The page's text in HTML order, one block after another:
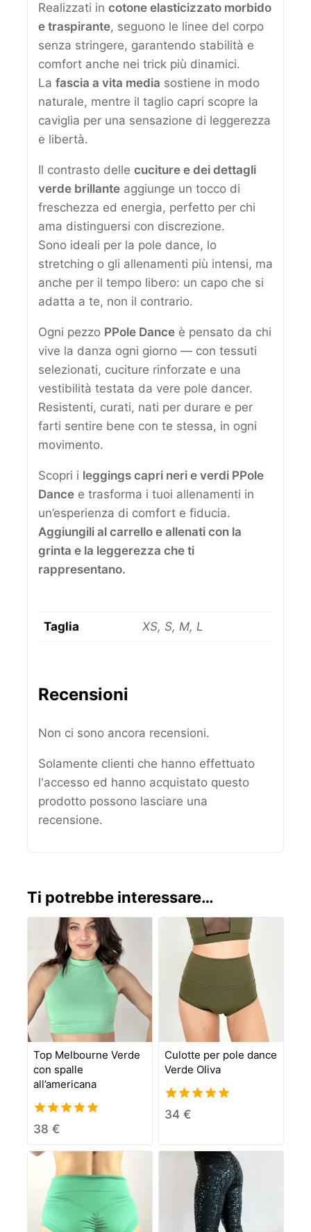
Realizzati in cotone elasticizzato morbido
e traspirante, seguono le linee del corpo
senza stringere, garantendo stabilità e
comfort anche nei trick più dinamici.
La fascia a vita media sostiene in modo
naturale, mentre il taglio capri scopre la
caviglia per una sensazione di leggerezza
e libertà.
Il contrasto delle cuciture e dei dettagli
verde brillante aggiunge un tocco di
freschezza ed energia, perfetto per chi
ama distinguersi con discrezione.
Sono ideali per la pole dance, lo
stretching o gli allenamenti più intensi, ma
anche per il tempo libero: un capo che si
adatta a te, non il contrario.
Ogni pezzo PPole Dance è pensato da chi
vive la danza ogni giorno — con tessuti
selezionati, cuciture rinforzate e una
vestibilità testata da vere pole dancer.
Resistenti, curati, nati per durare e per
farti sentire bene con te stessa, in ogni
movimento.
Scopri i leggings capri neri e verdi PPole
Dance e trasforma i tuoi allenamenti in
un’esperienza di comfort e fiducia.
Aggiungili al carrello e allenati con la
grinta e la leggerezza che ti
rappresentano.
Taglia XS, S, M, L
Recensioni
Non ci sono ancora recensioni.
Solamente clienti che hanno effettuato
l'accesso ed hanno acquistato questo
prodotto possono lasciare una
recensione.
Ti potrebbe interessare…
Top Melbourne Verde
con spalle
all’americana
5.00
38 €
Culotte per pole dance
Verde Oliva
5.00
34 €